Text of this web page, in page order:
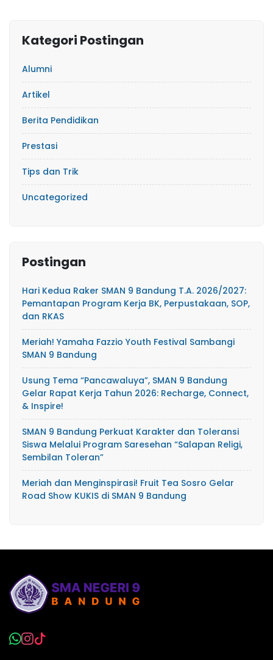
Kategori Postingan
Alumni
Artikel
Berita Pendidikan
Prestasi
Tips dan Trik
Uncategorized
Postingan
Hari Kedua Raker SMAN 9 Bandung T.A. 2026/2027:
Pemantapan Program Kerja BK, Perpustakaan, SOP,
dan RKAS
Meriah! Yamaha Fazzio Youth Festival Sambangi
SMAN 9 Bandung
Usung Tema “Pancawaluya”, SMAN 9 Bandung
Gelar Rapat Kerja Tahun 2026: Recharge, Connect,
& Inspire!
SMAN 9 Bandung Perkuat Karakter dan Toleransi
Siswa Melalui Program Saresehan “Salapan Religi,
Sembilan Toleran”
Meriah dan Menginspirasi! Fruit Tea Sosro Gelar
Road Show KUKIS di SMAN 9 Bandung